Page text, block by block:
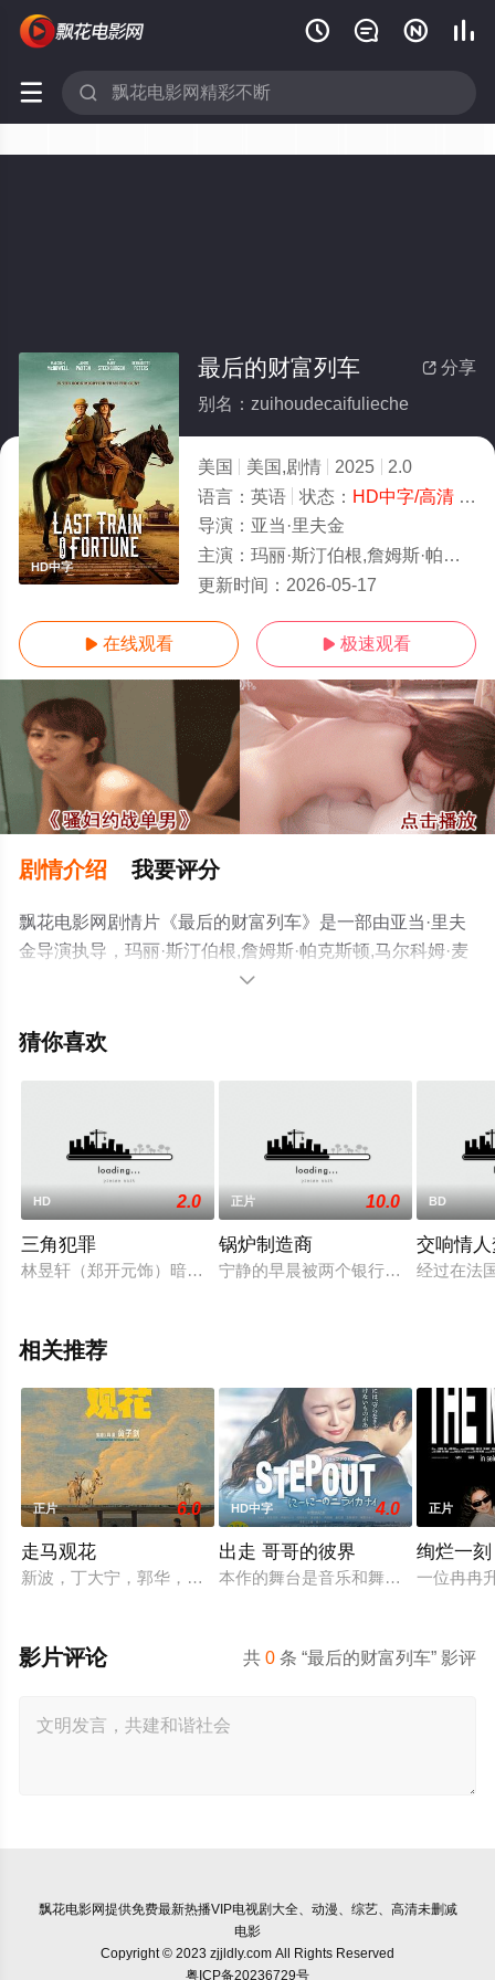
   
 
HD中字
 分享
最后的财富列车
别名：zuihoudecaifulieche
美国 美国,剧情 2025
2.0
语言： 英语 状态： HD中字/高清- 免费在线观看
导演： 亚当·里夫金
主演： 玛丽·斯汀伯根,詹姆斯·帕克斯顿,马尔科姆·麦克道威尔,伯纳黛特·彼得斯
更新时间： 2026-05-17
 在线观看  极速观看
剧情介绍 我要评分
飘花电影网剧情片《最后的财富列车》是一部由亚当·里夫
金导演执导，玛丽·斯汀伯根,詹姆斯·帕克斯顿,马尔科姆·麦
克道威尔,伯纳黛特·彼得斯等演员精彩演绎的美国电影，手
多相关信息可移步至豆瓣电影、电视猫或剧情网等平台了

猜你喜欢
HD 2.0
三角犯罪
林昱轩（郑开元饰）暗恋同班同学何欣颖（颜怡平饰）。何欣
正片 10.0
锅炉制造商
宁静的早晨被两个银行绑匪打破了。
BD
交响情
经过在法
相关推荐
正片 6.0
走马观花
新波，丁大宁，郭华，程一木他们毕业于同一所大学。他们和
HD中字 4.0
出走 哥哥的彼界
本作的舞台是音乐和舞蹈融入生活的
正片
绚烂一刻
一位冉冉
共0 条 “最后的财富列车” 影评
影片评论
飘花电影网提供免费最新热播VIP电视剧大全、动漫、综艺、高清未删减
电影
Copyright © 2023 zjjldly.com All Rights Reserved
粤ICP备20236729号